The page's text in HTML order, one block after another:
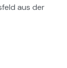
aus der